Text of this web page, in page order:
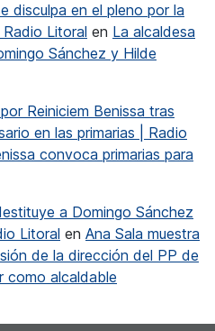
disculpa en el pleno por la
Litoral en La alcaldesa
Sánchez y Hilde
Reiniciem Benissa tras
en las primarias | Radio
convoca primarias para
a Domingo Sánchez
Litoral en Ana Sala muestra
de la dirección del PP de
como alcaldable